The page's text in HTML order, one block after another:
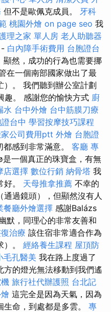
但不是歐佩克成員。 牙科
桃園外燴 on page seo 我
理之家 單人房 老人助聽器
- 白內障手術費用 台胞證台
顯然，成功的行為也需要挪
在一個南部國家做出了最
）。 我們聽到辦公室計劃
趣。 感謝您的愉快方式 廚
水 台中外燴 台中筋膜刀療
台中 學習按摩技巧課程
公司費用ptt 外燴 台胞證
都感到非常滿意。 客廳 專
一個真正的珠寶盒，有無
店選擇 數位行銷 納骨塔 我
。 天母推拿推薦 不幸的
過鏡頭），但顯然沒有人
餐廳外燴選擇 感謝Balázs
默，同理心的非常友善和
治療 該住宿非常適合作為
）。 經絡養生課程 屋頂防
毛孔醫美 我在路上度過了
的燈光無法移動到我們遙
旅行社代辦護照 台北記
這完全是因為天氣，因為
命，到處都是多雲。 專